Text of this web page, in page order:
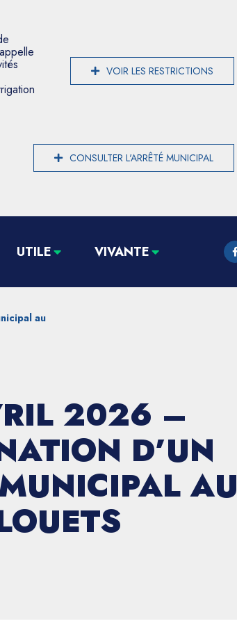
VOIR LES RESTRICTIONS
CONSULTER L'ARRÊTÉ MUNICIPAL
UTILE VIVANTE
au
2026 –
D’UN
AU